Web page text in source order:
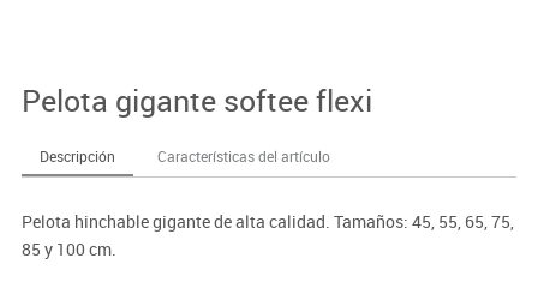
Pelota gigante softee flexi
Descripción Características del artículo
Pelota hinchable gigante de alta calidad. Tamaños: 45, 55, 65, 75,
85 y 100 cm.